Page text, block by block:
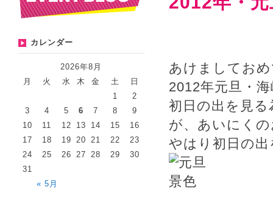
カレンダー
2026年8月
月
火 水 木 金 土 日
« 5月
1
2
3
4 5 6 7 8
9
10
11 12 13 14 15
16
17
18 19 20 21 22
23
24
25 26 27 28 29
30
31
あけましてお
2012年元旦・
初日の出を見
が、あいにく
やはり初日の